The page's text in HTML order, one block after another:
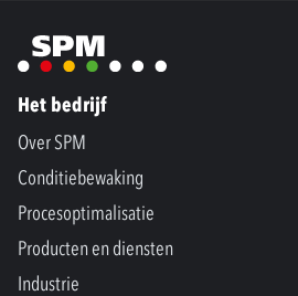
Het bedrijf
Over SPM
Conditiebewaking
Procesoptimalisatie
Producten en diensten
Industrie